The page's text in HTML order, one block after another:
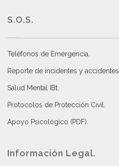
S.O.S.
Teléfonos de Emergencia.
Reporte de incidentes y accidentes
Salud Mental IBt
Protocolos de Protección Civil
Apoyo Psicológico (PDF)
Información Legal.